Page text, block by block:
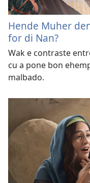
Hende Muher
for di Nan?
Wak e contraste
cu a pone bon
malbado.